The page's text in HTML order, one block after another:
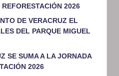
2026
DE VERACRUZ EL
DEL PARQUE MIGUEL
SE SUMA A LA JORNADA
2026